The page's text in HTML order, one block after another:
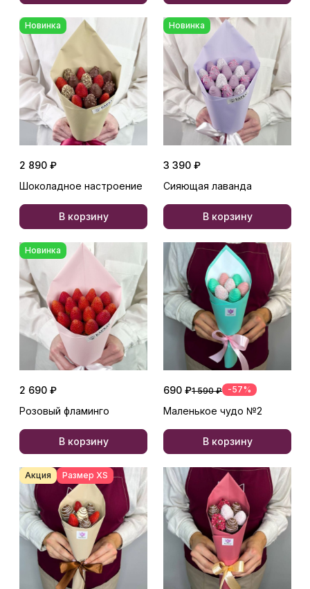
Новинка
2 890 ₽
Шоколадное настроение
В корзину
Новинка
3 390 ₽
Сияющая лаванда
В корзину
Новинка
2 690 ₽
Розовый фламинго
В корзину
690 ₽1 590 ₽ -57%
Маленькое чудо №2
В корзину
Акция Размер XS